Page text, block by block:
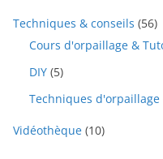
Techniques & conseils (56)
Cours d'orpaillage &
DIY (5)
Techniques d'orpaillage
Vidéothèque (10)